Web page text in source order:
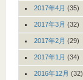
2017年4月 (35)
2017年3月 (32)
2017年2月 (29)
2017年1月 (34)
2016年12月 (32)